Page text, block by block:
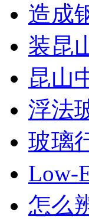
造成
装昆
昆山
浮法
玻璃
Low-
怎么